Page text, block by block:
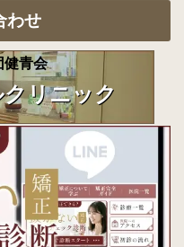
わせ
健青会
リニック